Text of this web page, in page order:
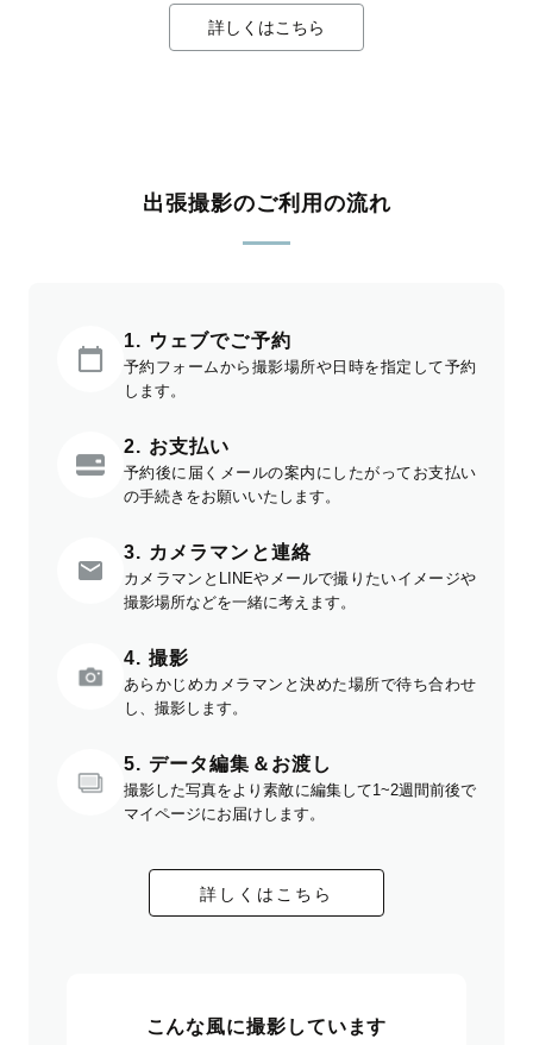
詳しくはこちら
出張撮影のご利用の流れ
1. ウェブでご予約
予約フォームから撮影場所や日時を指定して予約
します。
2. お支払い
予約後に届くメールの案内にしたがってお支払い
の手続きをお願いいたします。
3. カメラマンと連絡
カメラマンとLINEやメールで撮りたいイメージや
撮影場所などを一緒に考えます。
4. 撮影
あらかじめカメラマンと決めた場所で待ち合わせ
し、撮影します。
5. データ編集＆お渡し
撮影した写真をより素敵に編集して1~2週間前後で
マイページにお届けします。
詳しくはこちら
こんな風に撮影しています